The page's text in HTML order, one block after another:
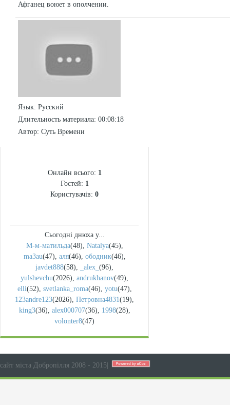
Афганец воюет в ополчении.
Язык: Русский
Длительность материала: 00:08:18
Автор: Суть Времени
Онлайн всього: 1
Гостей: 1
Користувачів: 0
Сьогодні днюха у...
М-м-матильда(48), Natalya(45),
ma3au(47), аля(46), ободник(46),
javdet888(58), _alex_ (96),
yulshevchu(2026), andrukhanov(49),
elli(52), svetlanka_roma(46), yotu(47),
123andre123(2026), Петровна4831(19),
king3(36), alex000707(36), 1998(28),
volonter8(47)
сайт міста Добропілля 2008 - 2015